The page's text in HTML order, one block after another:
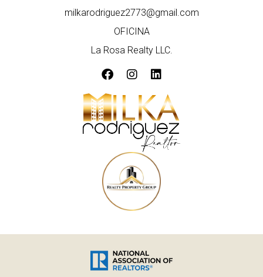
milkarodriguez2773@gmail.com
OFICINA
La Rosa Realty LLC.